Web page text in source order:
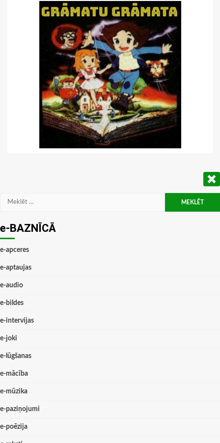
Meklēt:
e-BAZNĪCĀ
e-apceres
e-aptaujas
e-audio
e-bildes
e-intervijas
e-joki
e-lūgšanas
e-mācība
e-mūzika
e-paziņojumi
e-poēzija